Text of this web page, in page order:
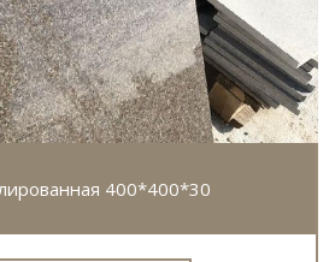
400*400*30